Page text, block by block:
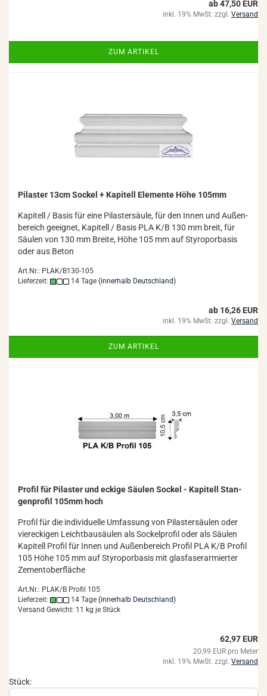
ab 47,50 EUR
inkl. 19% MwSt. zzgl. Versand
ZUM ARTIKEL
Pi­las­ter 13cm So­ckel + Ka­pi­tell Ele­men­te Höhe 105mm
Ka­pi­tell / Basis für eine Pi­las­ter­säu­le, für den Innen und Au­ßen­
be­reich ge­eig­net, Ka­pi­tell / Basis PLA K/B 130 mm breit, für
Säu­len von 130 mm Brei­te, Höhe 105 mm auf Sty­ro­por­ba­sis
oder aus Beton
Art.Nr.: PLAK/B130-105
Lieferzeit:
14 Tage (innerhalb Deutschland)
ab 16,26 EUR
inkl. 19% MwSt. zzgl. Versand
ZUM ARTIKEL
Pro­fil für Pi­las­ter und ecki­ge Säu­len So­ckel - Ka­pi­tell Stan­
gen­pro­fil 105mm hoch
Pro­fil für die in­di­vi­du­el­le Um­fas­sung von Pi­las­ter­säu­len oder
vier­ecki­gen Leicht­bau­säu­len als So­ckel­pro­fil oder als Säu­len
Ka­pi­tell Pro­fil für Innen und Au­ßen­be­reich Pro­fil PLA K/B Pro­fil
105 Höhe 105 mm auf Sty­ro­por­ba­sis mit glas­fa­ser­ar­mier­ter
Ze­ment­ober­flä­che
Art.Nr.: PLAK/B Profil 105
Lieferzeit:
14 Tage (innerhalb Deutschland)
Versand Gewicht: 11 kg je Stück
62,97 EUR
20,99 EUR pro Meter
inkl. 19% MwSt. zzgl. Versand
Stück: